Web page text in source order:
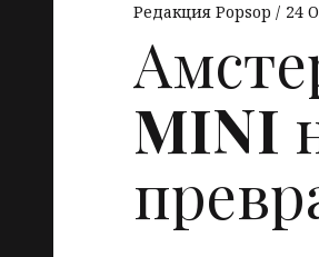
Редакция Popsop 24
MINI